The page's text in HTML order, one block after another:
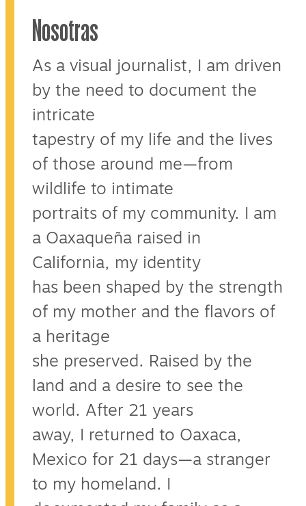
Nosotras
As a visual journalist, I am driven
by the need to document the
intricate
tapestry of my life and the lives
of those around me—from
wildlife to intimate
portraits of my community. I am
a Oaxaqueña raised in
California, my identity
has been shaped by the strength
of my mother and the flavors of
a heritage
she preserved. Raised by the
land and a desire to see the
world. After 21 years
away, I returned to Oaxaca,
Mexico for 21 days—a stranger
to my homeland. I